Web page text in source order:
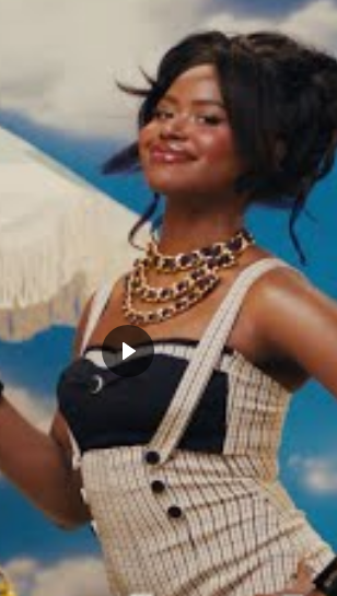
devenu le 4ème joueur de la franchise
et Walt Wesley. Il y aura bien sûr eu
dominé la rencontre, en menant la
une perte de balle provoquée
a la fâcheuse habitude de se faire
le cas en témoigne leur bilan de 6
30 points et 12 passes, Karl-Anthony
Edwards.
de Darius Garland qui doit
que Cleveland commence
réaction est attendue au